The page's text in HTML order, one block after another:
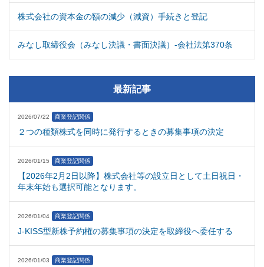
株式会社の資本金の額の減少（減資）手続きと登記
みなし取締役会（みなし決議・書面決議）-会社法第370条
最新記事
2026/07/22 商業登記関係
２つの種類株式を同時に発行するときの募集事項の決定
2026/01/15 商業登記関係
【2026年2月2日以降】株式会社等の設立日として土日祝日・
年末年始も選択可能となります。
2026/01/04 商業登記関係
J-KISS型新株予約権の募集事項の決定を取締役へ委任する
2026/01/03 商業登記関係